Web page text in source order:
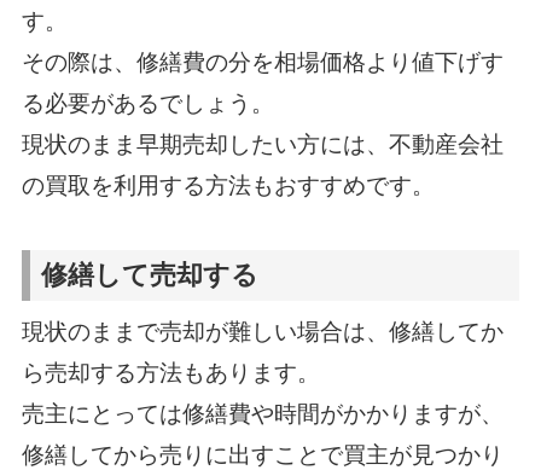
す。
その際は、修繕費の分を相場価格より値下げす
る必要があるでしょう。
現状のまま早期売却したい方には、不動産会社
の買取を利用する方法もおすすめです。
修繕して売却する
現状のままで売却が難しい場合は、修繕してか
ら売却する方法もあります。
売主にとっては修繕費や時間がかかりますが、
修繕してから売りに出すことで買主が見つかり